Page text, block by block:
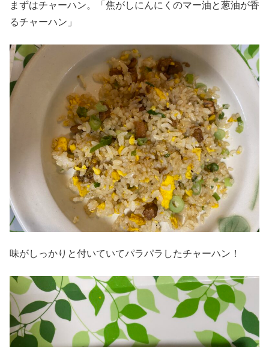
まずはチャーハン。「焦がしにんにくのマー油と葱油が香
るチャーハン」
味がしっかりと付いていてパラパラしたチャーハン！